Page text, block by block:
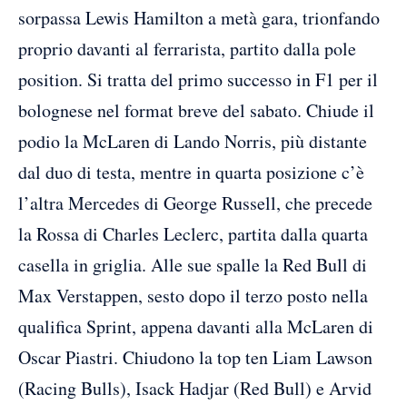
sorpassa Lewis Hamilton a metà gara, trionfando
proprio davanti al ferrarista, partito dalla pole
position. Si tratta del primo successo in F1 per il
bolognese nel format breve del sabato. Chiude il
podio la McLaren di Lando Norris, più distante
dal duo di testa, mentre in quarta posizione c’è
l’altra Mercedes di George Russell, che precede
la Rossa di Charles Leclerc, partita dalla quarta
casella in griglia. Alle sue spalle la Red Bull di
Max Verstappen, sesto dopo il terzo posto nella
qualifica Sprint, appena davanti alla McLaren di
Oscar Piastri. Chiudono la top ten Liam Lawson
(Racing Bulls), Isack Hadjar (Red Bull) e Arvid